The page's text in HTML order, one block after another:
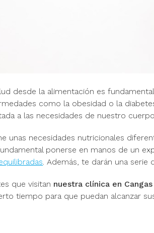
desde la alimentación es
como la obesidad o la
a las necesidades de nuestro
unas necesidades nutricionales
ponerse en manos de un
. Además, te darán una serie
que visitan nuestra clínica en Cangas
tiempo para que puedan alcanzar